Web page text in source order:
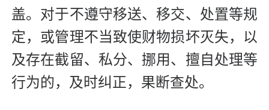
盖。对于不遵守移送、移交、处置等规
定，或管理不当致使财物损坏灭失，以
及存在截留、私分、挪用、擅自处理等
行为的，及时纠正，果断查处。